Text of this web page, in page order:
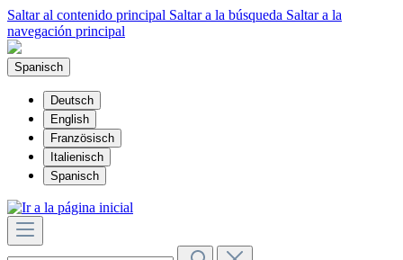
Saltar al contenido principal Saltar a la búsqueda Saltar a la
navegación principal
Spanisch
Deutsch
English
Französisch
Italienisch
Spanisch